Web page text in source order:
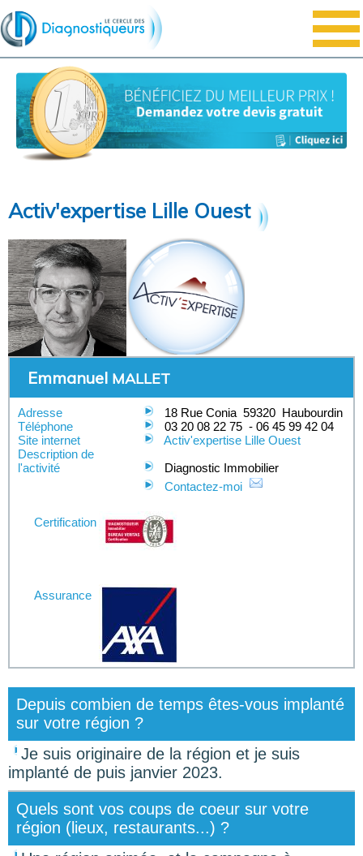
Activ'expertise Lille Ouest
Emmanuel MALLET
Adresse 18 Rue Conia 59320 Haubourdin
Téléphone
03 20 08 22 75 - 06 45 99 42 04
Site internet
Activ'expertise Lille Ouest
Description de
l'activité
Diagnostic Immobilier
Contactez-moi
Certification
Assurance
Depuis combien de temps êtes-vous implanté
sur votre région ?
Je suis originaire de la région et je suis
implanté de puis janvier 2023.
Quels sont vos coups de coeur sur votre
région (lieux, restaurants...) ?